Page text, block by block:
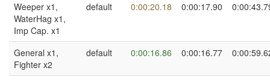
Weeper x1,
WaterHag x1,
Imp Cap. x1
default 0:00:20.18 0:00:17.90
General x1,
Fighter x2
default 0:00:16.86 0:00:16.77